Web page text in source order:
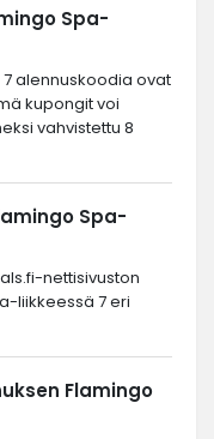
Spa-
alennuskoodia ovat
kupongit voi
vahvistettu 8
Spa-
nettisivuston
liikkeessä 7 eri
Flamingo